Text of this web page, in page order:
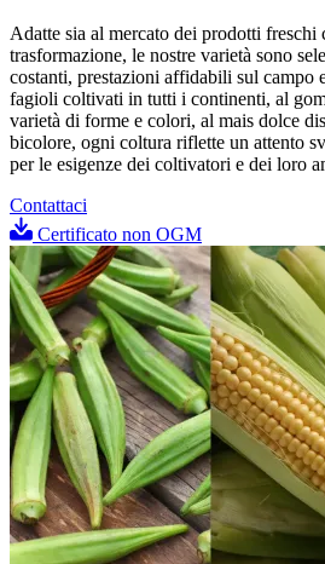
Adatte sia al mercato dei prodotti freschi
trasformazione, le nostre varietà sono
costanti, prestazioni affidabili sul campo
fagioli coltivati in tutti i continenti, al
varietà di forme e colori, al mais dolce
bicolore, ogni coltura riflette un attento
per le esigenze dei coltivatori e dei loro
Contattaci
Certificato non OGM